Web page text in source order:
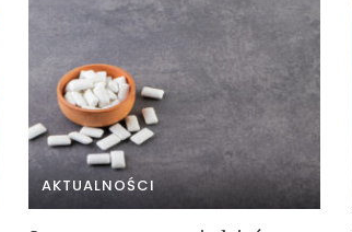
AKTUALNOŚCI